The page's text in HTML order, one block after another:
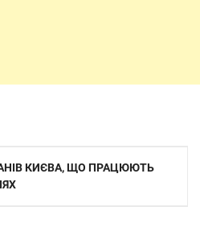
КИЄВА, ЩО ПРАЦЮЮТЬ